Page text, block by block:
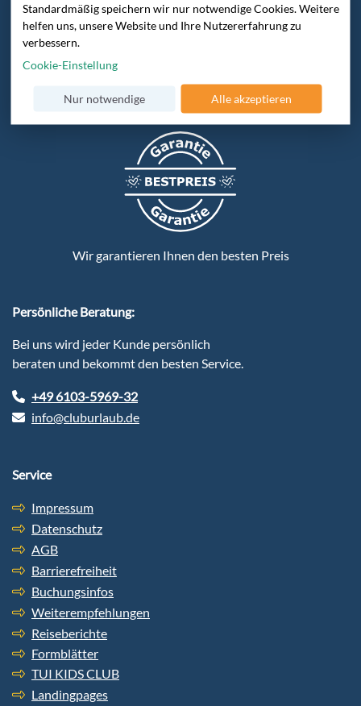
Verschlüsselte Datenübertragung
Zertifiziert von Trusted Shops
Wir garantieren Ihnen den besten Preis
Persönliche Beratung:
Bei uns wird jeder Kunde persönlich
beraten und bekommt den besten Service.
+49 6103-5969-32
info@cluburlaub.de
Service
Impressum
Datenschutz
AGB
Barrierefreiheit
Buchungsinfos
Weiterempfehlungen
Reiseberichte
Formblätter
TUI KIDS CLUB
Landingpages
Standardmäßig speichern wir nur notwendige Cookies. Weitere
helfen uns, unsere Website und Ihre Nutzererfahrung zu
verbessern.
Cookie-Einstellung
Nur notwendige Alle akzeptieren